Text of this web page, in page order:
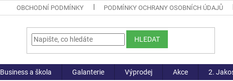
OBCHODNÍ PODMÍNKY PODMÍNKY OCHRANY OSOBNÍCH ÚDAJŮ
HLEDAT
Business a škola Galanterie Výprodej Akce 2.